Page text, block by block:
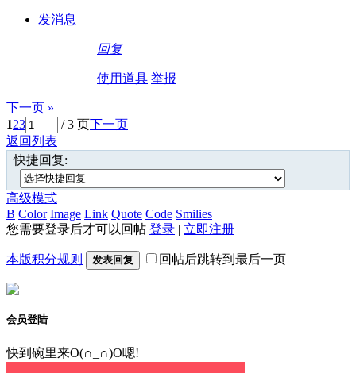
发消息
回复
使用道具 举报
下一页 »
123 / 3 页下一页
返回列表
快捷回复:
高级模式
B Color Image Link Quote Code Smilies
您需要登录后才可以回帖 登录 | 立即注册
本版积分规则 发表回复 回帖后跳转到最后一页
会员登陆
快到碗里来O(∩_∩)O嗯!